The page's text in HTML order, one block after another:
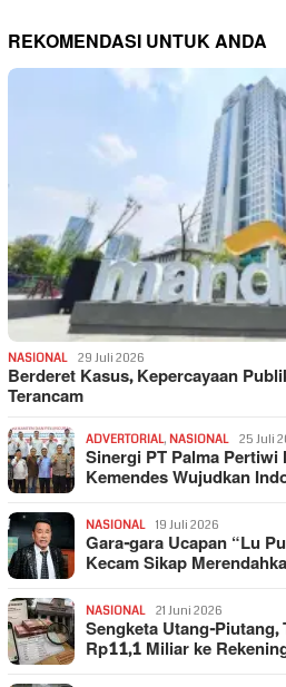
REKOMENDASI UNTUK ANDA
NASIONAL 29 Juli 2026
Berderet Kasus, Kepercayaan
Terancam
ADVERTORIAL, NASIONAL 25 Juli
Sinergi PT Palma
Kemendes Wujudkan
NASIONAL 19 Juli 2026
Gara-gara Ucapan “Lu
Kecam Sikap
NASIONAL 21 Juni 2026
Sengketa Utang-
Rp11,1 Miliar ke